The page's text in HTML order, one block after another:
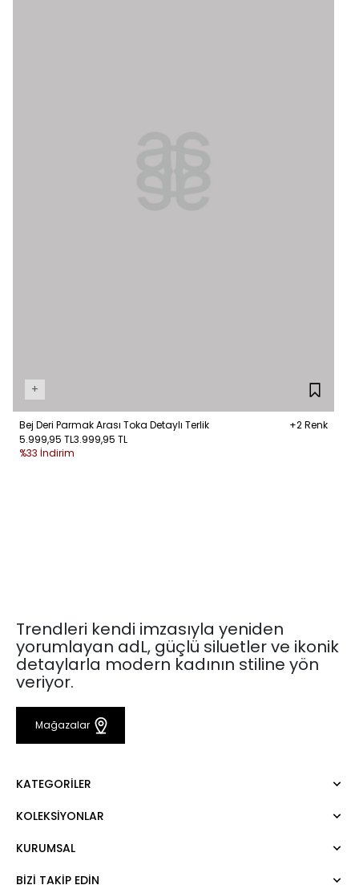
+
Bej Deri Parmak Arası Toka Detaylı Terlik
+2 Renk
5.999,95 TL3.999,95 TL
%33 İndirim
Trendleri kendi imzasıyla yeniden
yorumlayan adL, güçlü siluetler ve ikonik
detaylarla modern kadının stiline yön
veriyor.
Mağazalar
KATEGORILER
Elbise
Pantolon
KOLEKSIYONLAR
Mert Aslan
Night Zoom
KURUMSAL
BIZI TAKIP EDIN